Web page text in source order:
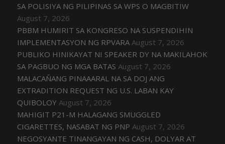
SA POLISIYA NG PILIPINAS SA WPS O MAGBITIW
August 7, 2026
PBBM HUMIRIT SA KONGRESO NA SUSPENDIHIN
IMPLEMENTASYON NG RPVARA August 7, 2026
PUBLIKO HINIKAYAT NI SPEAKER DY NA MAKILAHOK
SA PAGBUO NG MGA BATAS August 7, 2026
MALACAÑANG PINAAARAL NA SA DOJ ANG
EXTRADITION REQUEST NG U.S. LABAN KAY
QUIBOLOY August 7, 2026
MAHIGIT P21-M HALAGANG SMUGGLED
CIGARETTES, NASABAT NG PNP August 7, 2026
NEGOSYANTE TINANGAYAN NG CASH, DOLYAR AT